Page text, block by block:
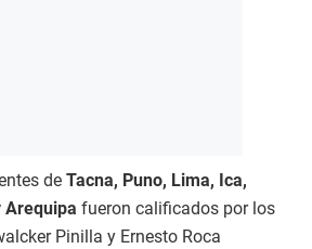
de Tacna, Puno, Lima, Ica,
Arequipa fueron calificados por los
Pinilla y Ernesto Roca